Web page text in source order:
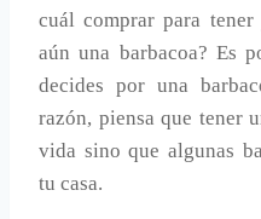
cuál comprar para
aún una barbacoa? Es
decides por una
razón, piensa que tener
vida sino que algunas
tu casa.